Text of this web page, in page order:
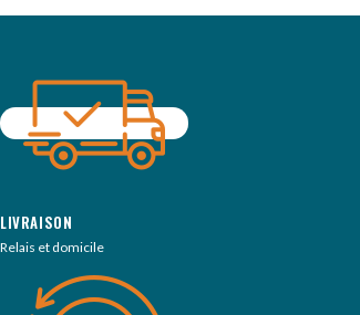
LIVRAISON
Relais et domicile